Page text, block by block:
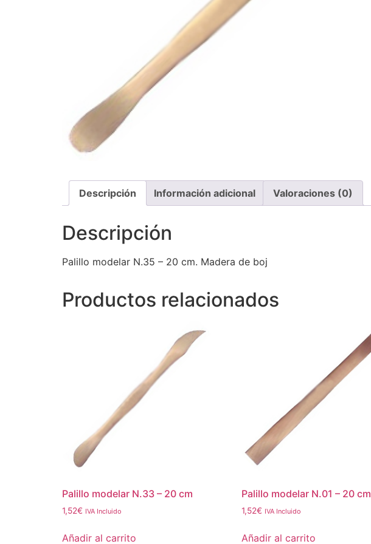
Descripción Información adicional Valoraciones (0)
Descripción
Palillo modelar N.35 – 20 cm. Madera de boj
Productos relacionados
Palillo modelar N.33 – 20 cm
1,52€ IVA Incluido
Añadir al carrito
Palillo modelar N.01 – 20 cm
1,52€ IVA Incluido
Añadir al carrito